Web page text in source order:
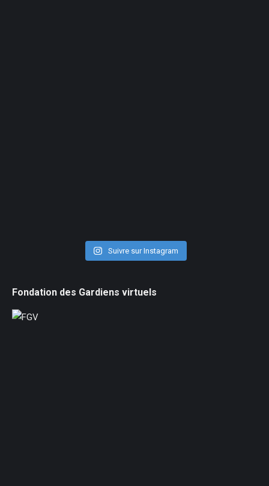
Suivre sur Instagram
Fondation des Gardiens virtuels